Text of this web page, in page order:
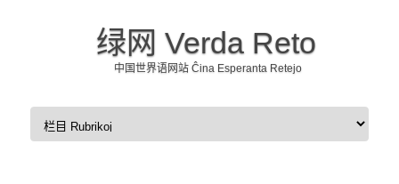
绿网 Verda Reto
中国世界语网站 Ĉina Esperanta Retejo
Skip to content